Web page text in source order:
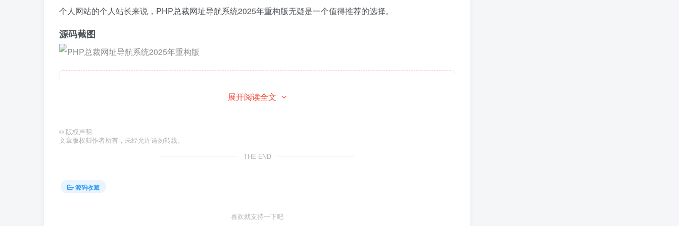
个人网站的个人站长来说，PHP总裁网址导航系统2025年重构版无疑是一个值得推荐的选择。
源码截图
展开阅读全文
© 版权声明
文章版权归作者所有，未经允许请勿转载。
THE END
源码收藏
喜欢就支持一下吧